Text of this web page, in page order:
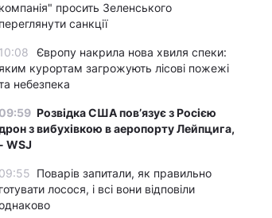
компанія" просить Зеленського
переглянути санкції
10:08
Європу накрила нова хвиля спеки:
яким курортам загрожують лісові пожежі
небезпека
09:59 Розвідка США пов’язує з Росією
з вибухівкою в аеропорту Лейпцига,
- WSJ
09:55 Поварів запитали, як правильно
готувати лосося, і всі вони відповіли